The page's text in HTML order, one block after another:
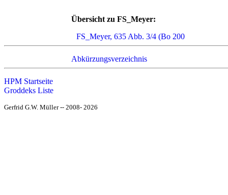
Übersicht zu FS_Meyer:
FS_Meyer, 635 Abb. 3/4 (Bo 200
Abkürzungsverzeichnis
HPM Startseite
Groddeks Liste
Gerfrid G.W. Müller -- 2008- 2026